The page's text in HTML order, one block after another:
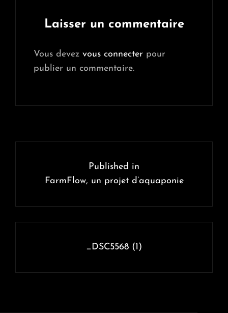
Laisser un commentaire
Vous devez vous connecter pour
publier un commentaire.
l’article
Published in
FarmFlow, un projet d’aquaponie
_DSC5568 (1)